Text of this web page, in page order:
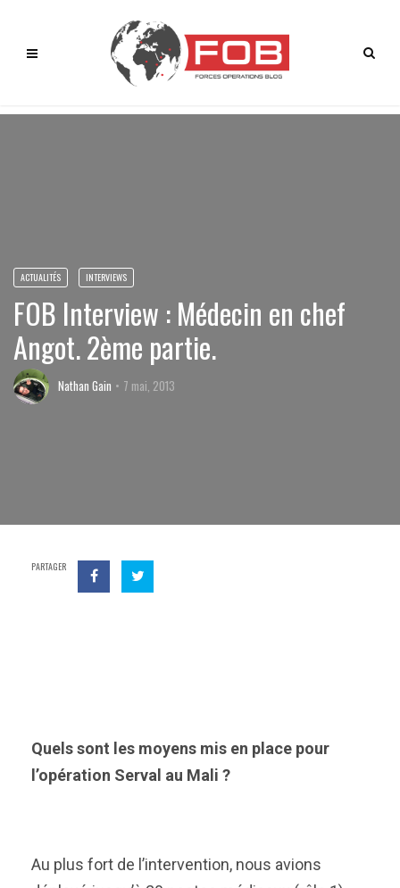
ACTUALITÉS INTERVIEWS
FOB Interview : Médecin en chef
Angot. 2ème partie.
Nathan Gain 7 mai, 2013
PARTAGER
Quels sont les moyens mis en place pour
l’opération Serval au Mali ?
Au plus fort de l’intervention, nous avions